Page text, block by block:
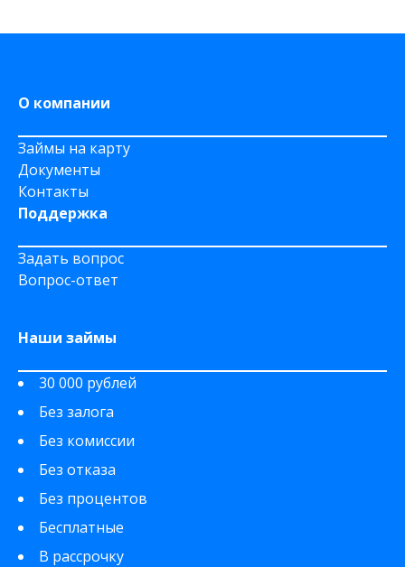
На Сберкнижку
О компании
Займы на карту
Документы
Контакты
Поддержка
Задать вопрос
Вопрос-ответ
Наши займы
30 000 рублей
Без залога
Без комиссии
Без отказа
Без процентов
Бесплатные
В рассрочку